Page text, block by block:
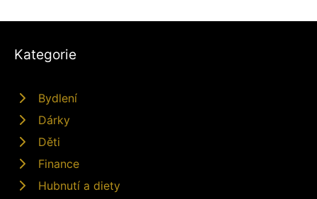
Kategorie
Bydlení
Dárky
Děti
Finance
Hubnutí a diety